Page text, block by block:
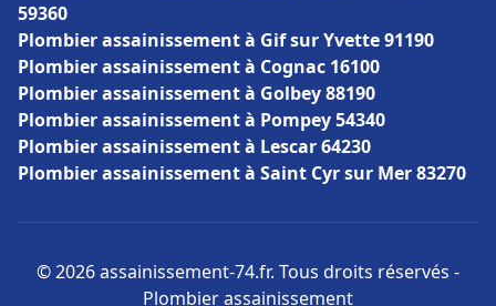
59360
Plombier assainissement à Gif sur Yvette 91190
Plombier assainissement à Cognac 16100
Plombier assainissement à Golbey 88190
Plombier assainissement à Pompey 54340
Plombier assainissement à Lescar 64230
Plombier assainissement à Saint Cyr sur Mer 83270
© 2026 assainissement-74.fr. Tous droits réservés -
Plombier assainissement